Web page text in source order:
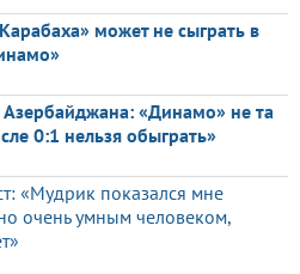
может не сыграть в
«Динамо» не та
0:1 нельзя обыграть»
«Мудрик показался мне
очень умным человеком,